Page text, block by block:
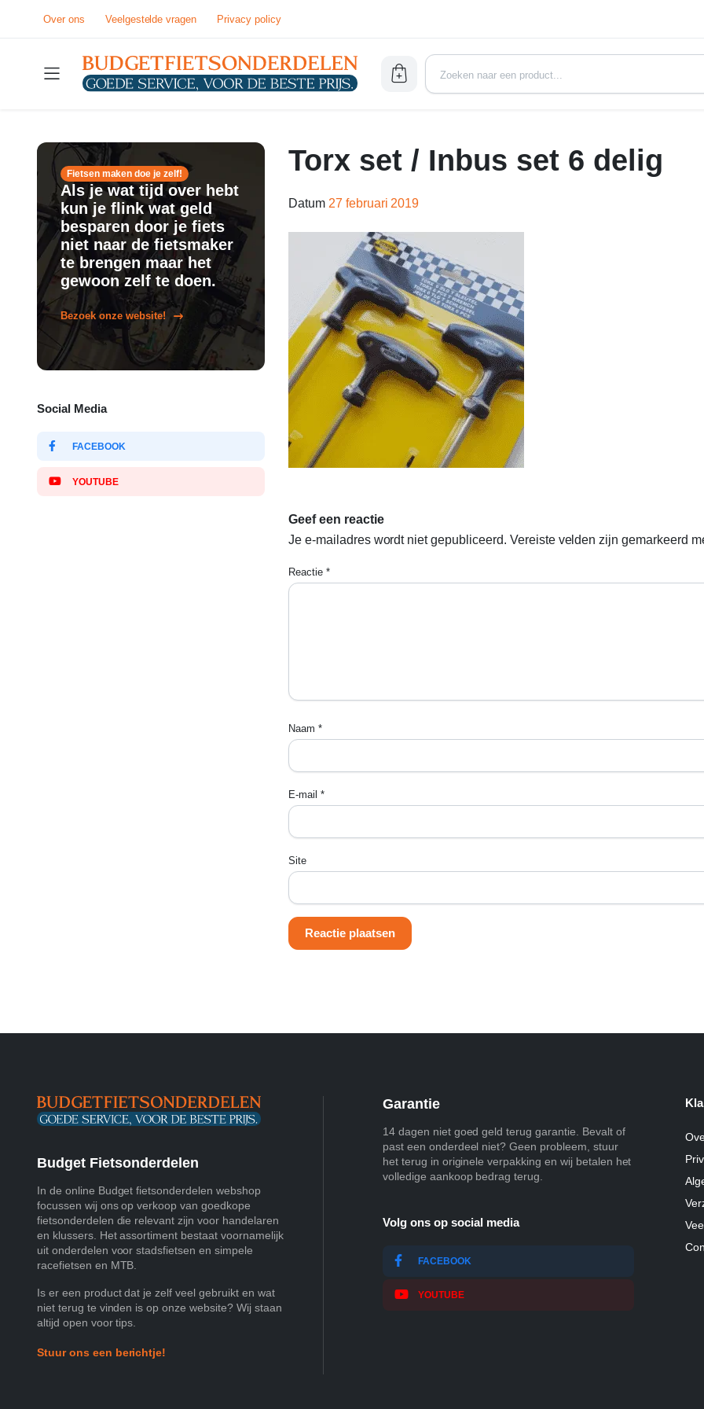
Over ons Veelgestelde vragen Privacy policy
Fietsen maken doe je zelf!
Als je wat tijd over hebt
kun je flink wat geld
besparen door je fiets
niet naar de fietsmaker
te brengen maar het
gewoon zelf te doen.
Bezoek onze website!
Social Media
FACEBOOK
YOUTUBE
Torx set / Inbus set 6 delig
Datum 27 februari 2019
Geef een reactie
Je e-mailadres wordt niet gepubliceerd. Vereiste velden zijn gemarkeerd
Reactie *
Naam *
E-mail *
Site
Budget Fietsonderdelen
In de online Budget fietsonderdelen webshop
focussen wij ons op verkoop van goedkope
fietsonderdelen die relevant zijn voor handelaren
en klussers. Het assortiment bestaat voornamelijk
uit onderdelen voor stadsfietsen en simpele
racefietsen en MTB.
Is er een product dat je zelf veel gebruikt en wat
niet terug te vinden is op onze website? Wij staan
altijd open voor tips.
Stuur ons een berichtje!
Garantie
14 dagen niet goed geld terug garantie. Bevalt of
past een onderdeel niet? Geen probleem, stuur
het terug in originele verpakking en wij betalen het
volledige aankoop bedrag terug.
Volg ons op social media
FACEBOOK
YOUTUBE